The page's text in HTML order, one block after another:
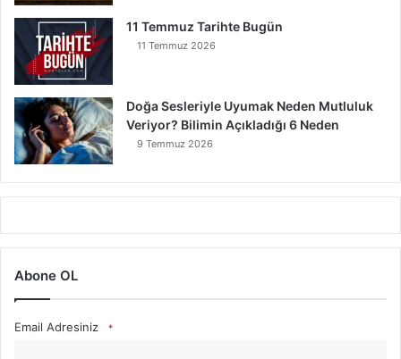
11 Temmuz Tarihte Bugün
11 Temmuz 2026
Doğa Sesleriyle Uyumak Neden Mutluluk
Veriyor? Bilimin Açıkladığı 6 Neden
9 Temmuz 2026
Abone OL
Email Adresiniz *